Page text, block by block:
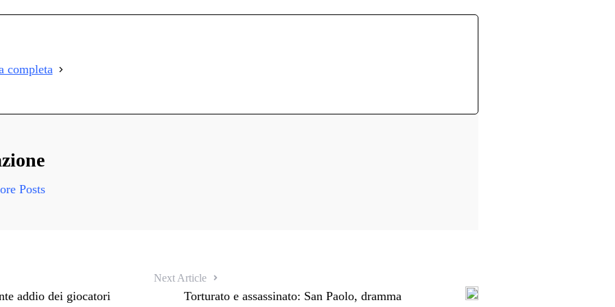
completa
Posts
addio dei giocatori
Next Article
Torturato e assassinato: San Paolo, dramma